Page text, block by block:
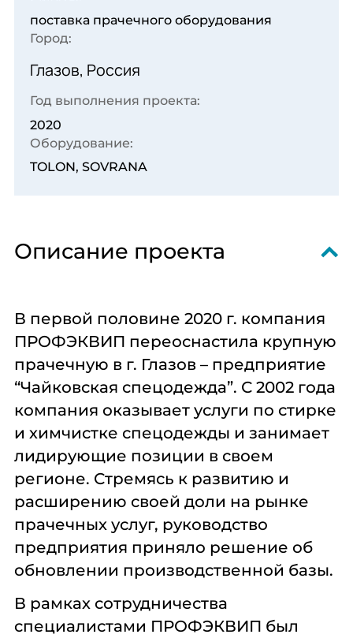
Комплексное
оснащение
Поставка
аксессуаров и
Оборудование
профессиональной
поставка прачечного оборудования
Город:
Глазов, Россия
Год выполнения проекта:
2020
Оборудование:
TOLON, SOVRANA
Описание проекта
В первой половине 2020 г. компания
ПРОФЭКВИП переоснастила крупную
прачечную в г. Глазов – предприятие
“Чайковская спецодежда”. С 2002 года
компания оказывает услуги по стирке
и химчистке спецодежды и занимает
лидирующие позиции в своем
регионе. Стремясь к развитию и
расширению своей доли на рынке
прачечных услуг, руководство
предприятия приняло решение об
обновлении производственной базы.
В рамках сотрудничества
специалистами ПРОФЭКВИП был